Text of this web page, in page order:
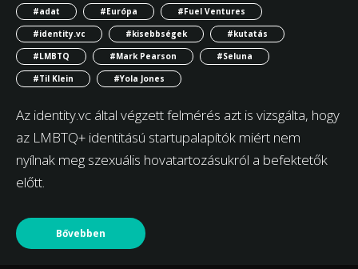
#adat #Európa
#Fuel Ventures
#identity.vc
#kisebbségek
#kutatás
#LMBTQ
#Mark Pearson
#Seluna
#Til Klein
#Yola Jones
Az identity.vc által végzett felmérés azt is vizsgálta, hogy
az LMBTQ+ identitású startupalapítók miért nem
nyílnak meg szexuális hovatartozásukról a befektetők
előtt.
Bővebben